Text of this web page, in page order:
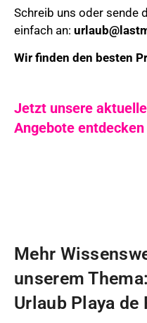
Schreib uns oder sende
einfach an:
Wir finden den besten
Jetzt unsere
Angebote
Mehr
unserem
Urlaub Playa de